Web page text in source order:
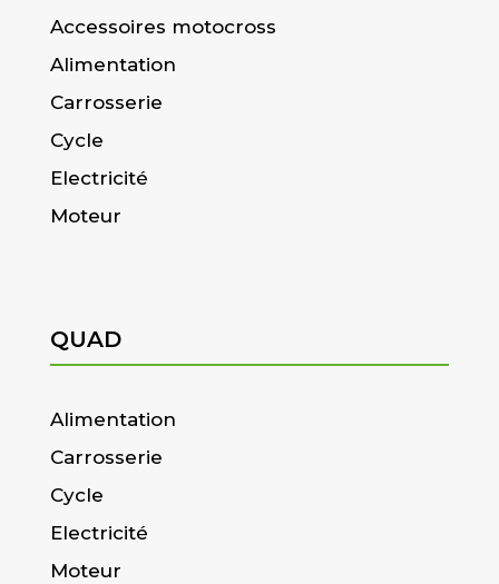
Accessoires motocross
Alimentation
Carrosserie
Cycle
Electricité
Moteur
QUAD
Alimentation
Carrosserie
Cycle
Electricité
Moteur